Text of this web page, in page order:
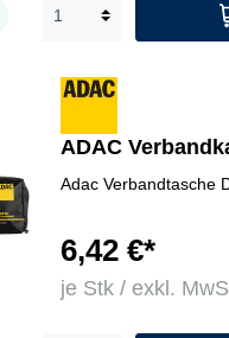
ADAC
Adac Verbandtasche
6,42 €*
je Stk / exkl.